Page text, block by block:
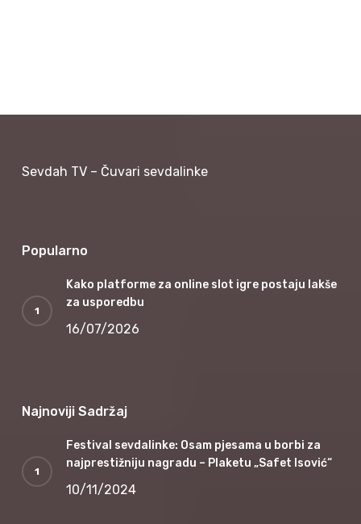
Sevdah TV – Čuvari sevdalinke
Popularno
Kako platforme za online slot igre postaju lakše
za usporedbu
16/07/2026
Najnoviji Sadržaj
Festival sevdalinke: Osam pjesama u borbi za
najprestižniju nagradu – Plaketu „Safet Isović“
10/11/2024